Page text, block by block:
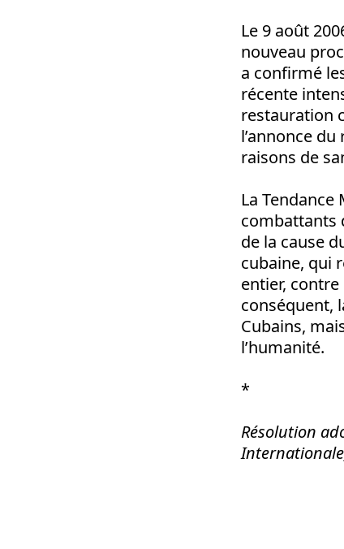
Le 9 août
nouveau
a confirmé
récente
restauration
l’annonce
raisons de
La
combattants
de la cause
cubaine, qui
entier,
conséquent,
Cubains,
l’humanité.
*
Résolution